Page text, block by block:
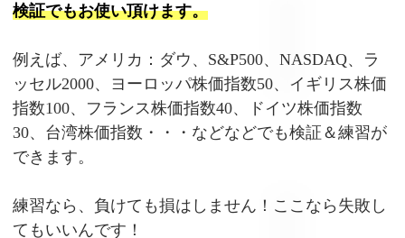
検証でもお使い頂けます。
例えば、アメリカ：ダウ、S&P500、NASDAQ、ラ
ッセル2000、ヨーロッパ株価指数50、イギリス株価
指数100、フランス株価指数40、ドイツ株価指数
30、台湾株価指数・・・などなどでも検証＆練習が
できます。
練習なら、負けても損はしません！ここなら失敗し
てもいいんです！